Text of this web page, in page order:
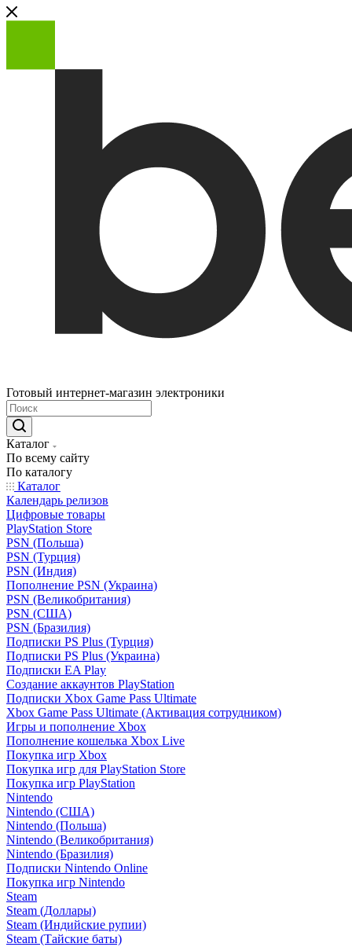
Готовый интернет-магазин электроники
Каталог
По всему сайту
По каталогу
Каталог
Календарь релизов
Цифровые товары
PlayStation Store
PSN (Польша)
PSN (Турция)
PSN (Индия)
Пополнение PSN (Украина)
PSN (Великобритания)
PSN (США)
PSN (Бразилия)
Подписки PS Plus (Турция)
Подписки PS Plus (Украина)
Подписки EA Play
Создание аккаунтов PlayStation
Подписки Xbox Game Pass Ultimate
Xbox Game Pass Ultimate (Активация сотрудником)
Игры и пополнение Xbox
Пополнение кошелька Xbox Live
Покупка игр Xbox
Покупка игр для PlayStation Store
Покупка игр PlayStation
Nintendo
Nintendo (США)
Nintendo (Польша)
Nintendo (Великобритания)
Nintendo (Бразилия)
Подписки Nintendo Online
Покупка игр Nintendo
Steam
Steam (Доллары)
Steam (Индийские рупии)
Steam (Тайские баты)